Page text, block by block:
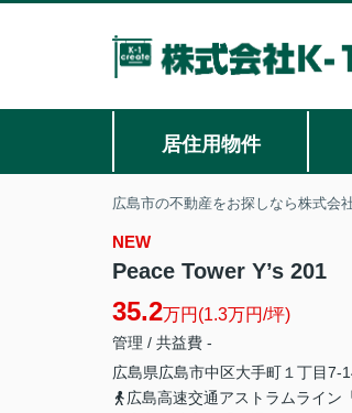
居住用物件
広島市の不動産をお探しなら株式会
NEW
Peace Tower Y’s 201
35.2万円(1.3万円/坪)
管理 / 共益費 -
広島県広島市中区大手町 １丁目7-
広島高速交通アストラムライン